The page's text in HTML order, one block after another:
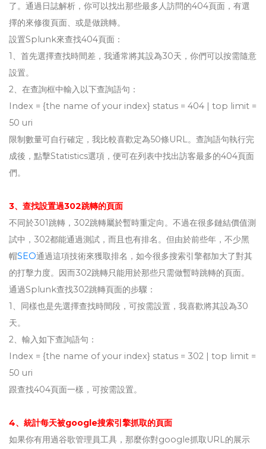
了。通過日誌解析，你可以找出那些最多人訪問的404頁面，有選
擇的來修復頁面、或是做跳轉。
設置Splunk來查找404頁面：
1、首先選擇查找時間差，我通常將其設為30天，你們可以按需隨意
設置。
2、在查詢框中輸入以下查詢語句：
Index = {the name of your index} status = 404 | top limit =
50 uri
限制數量可自行確定，我比較喜歡定為50條URL。查詢語句執行完
成後，點擊Statistics選項，便可在列表中找出訪客最多的404頁面
們。
3、查找設置過302跳轉的頁面
不同於301跳轉，302跳轉屬於暫時重定向。不過在很多鏈結價值測
試中，302都能通過測試，而且也有排名。但由於前些年，不少黑
帽SEO通過這項技術來獲取排名，如今很多搜索引擎都加大了對其
的打擊力度。因而302跳轉只能用於那些只需做暫時跳轉的頁面。
通過Splunk查找302跳轉頁面的步驟：
1、同樣也是先選擇查找時間段，可按需設置，我喜歡將其設為30
天。
2、輸入如下查詢語句：
Index = {the name of your index} status = 302 | top limit =
50 uri
跟查找404頁面一樣，可按需設置。
4、統計每天被google搜索引擎抓取的頁面
如果你有用過谷歌管理員工具，那麼你對google抓取URL的展示